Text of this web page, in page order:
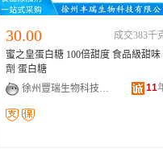
30.00
成交383千
蜜之皇蛋白糖 100倍甜度 食品級甜味
劑 蛋白糖
徐州豐瑞生物科技有限公司
11